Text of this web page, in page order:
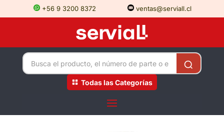
+56 9 3200 8372 ventas@serviall.cl
Todas las Categorías